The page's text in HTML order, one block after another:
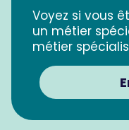
Voyez si vous
un métier
métier